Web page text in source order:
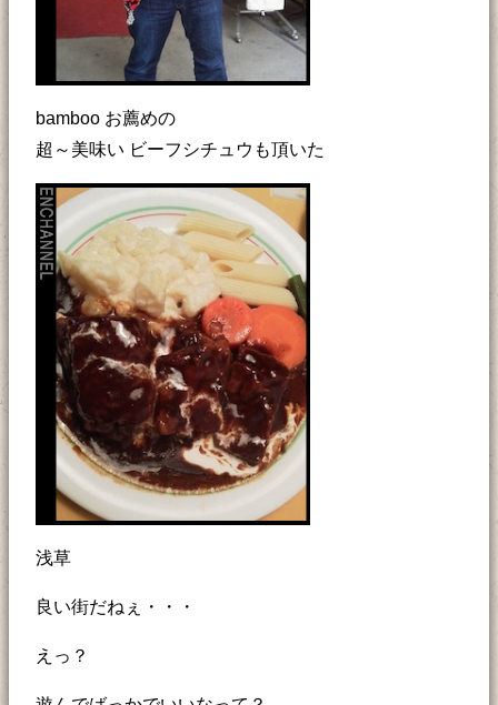
bamboo お薦めの
超～美味い ビーフシチュウも頂いた
浅草
良い街だねぇ・・・
えっ？